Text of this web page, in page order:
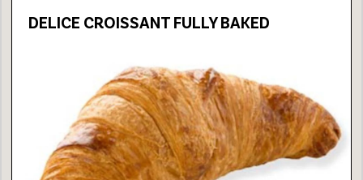
DELICE CROISSANT FULLY BAKED